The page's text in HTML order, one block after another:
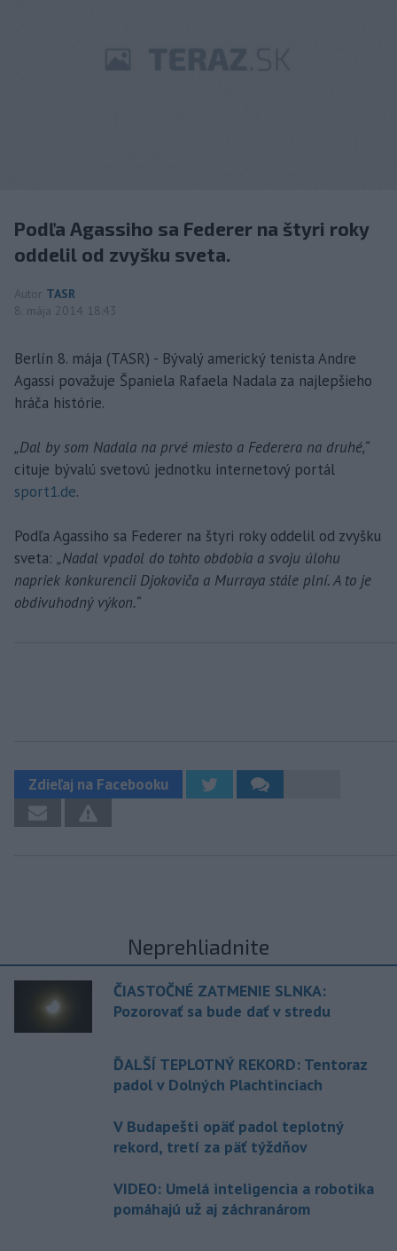
Podľa Agassiho sa Federer na štyri roky
oddelil od zvyšku sveta.
Autor TASR
8. mája 2014 18:43
Berlín 8. mája (TASR) - Bývalý americký tenista Andre
Agassi považuje Španiela Rafaela Nadala za najlepšieho
hráča histórie.
„Dal by som Nadala na prvé miesto a Federera na druhé,“
cituje bývalú svetovú jednotku internetový portál
sport1.de.
Podľa Agassiho sa Federer na štyri roky oddelil od zvyšku
sveta: „Nadal vpadol do tohto obdobia a svoju úlohu
napriek konkurencii Djokoviča a Murraya stále plní. A to je
obdivuhodný výkon.“
Zdieľaj na Facebooku
Neprehliadnite
ČIASTOČNÉ ZATMENIE SLNKA:
Pozorovať sa bude dať v stredu
ĎALŠÍ TEPLOTNÝ REKORD: Tentoraz
padol v Dolných Plachtinciach
V Budapešti opäť padol teplotný
rekord, tretí za päť týždňov
VIDEO: Umelá inteligencia a robotika
pomáhajú už aj záchranárom